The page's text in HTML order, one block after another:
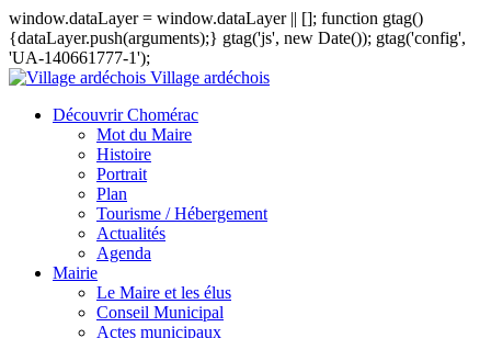
window.dataLayer = window.dataLayer || []; function gtag()
{dataLayer.push(arguments);} gtag('js', new Date()); gtag('config',
'UA-140661777-1');
Village ardéchois
Découvrir Chomérac
Mot du Maire
Histoire
Portrait
Plan
Tourisme / Hébergement
Actualités
Agenda
Mairie
Le Maire et les élus
Conseil Municipal
Actes municipaux